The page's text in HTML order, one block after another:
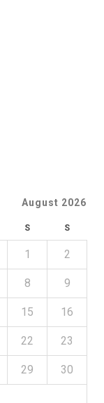
August 2026
S S
1 2
8 9
15 16
22 23
29 30